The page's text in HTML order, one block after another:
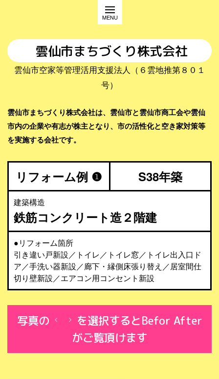
雲仙市まちづくり株式会社
雲仙市空家等管理活用支援法人（６雲地推第８０１
号）
雲仙市まちづくり株式会社は、雲仙市と雲仙市商工会や雲仙
市内の企業や有志が株主となり、市の活性化と空き家対策等
を実施する会社です。
リフォーム例 ❶ S38年築
建築構造
鉄筋コンクリート造２階建
●リフォーム箇所
引き違い戸新設／トイレ／トイレ窓／トイレ出入口ド
ア／手洗い器新設／廊下・縁側床張り替え／居室間仕
切り壁新設／エアコン用コンセント新設
写真の
を選択するとBefor After
がご覧頂けます